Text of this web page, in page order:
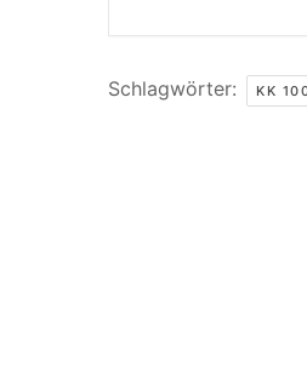
Schlagwörter: KK